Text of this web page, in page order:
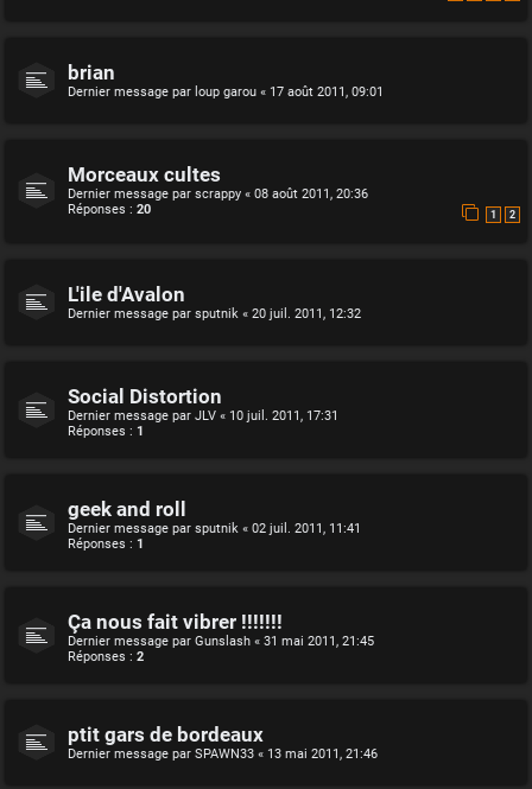
brian
Dernier message par loup garou « 17 août 2011, 09:01
Morceaux cultes
Dernier message par scrappy « 08 août 2011, 20:36
Réponses : 20 1 2
L'ile d'Avalon
Dernier message par sputnik « 20 juil. 2011, 12:32
Social Distortion
Dernier message par JLV « 10 juil. 2011, 17:31
Réponses : 1
geek and roll
Dernier message par sputnik « 02 juil. 2011, 11:41
Réponses : 1
Ça nous fait vibrer !!!!!!!
Dernier message par Gunslash « 31 mai 2011, 21:45
Réponses : 2
ptit gars de bordeaux
Dernier message par SPAWN33 « 13 mai 2011, 21:46